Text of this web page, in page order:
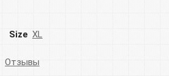
Size XL
Отзывы